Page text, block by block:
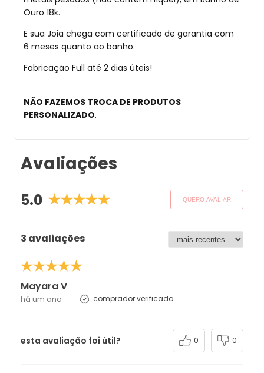
Ouro 18k.
E sua Joia chega com certificado de garantia com
6 meses quanto ao banho.
Fabricação Full até 2 dias úteis!
NÃO FAZEMOS TROCA DE PRODUTOS
PERSONALIZADO.
Avaliações
5.0 QUERO AVALIAR
3 avaliações
Mayara V
há um ano comprador verificado
esta avaliação foi útil? 0 0